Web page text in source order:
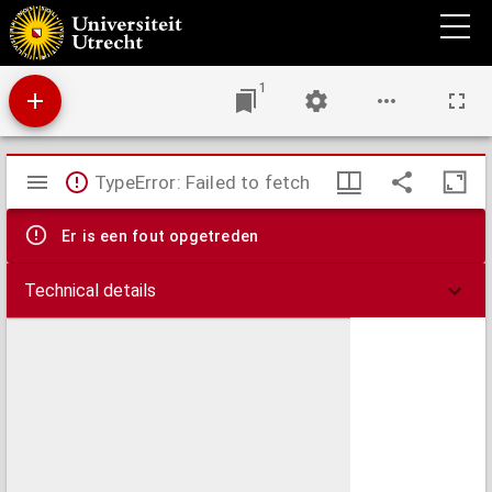
Quattuor nouissima cum multis exemplis pulcherrimis
1
Mirador
viewer
TypeError: Failed to fetch
Er is een fout opgetreden
Technical details